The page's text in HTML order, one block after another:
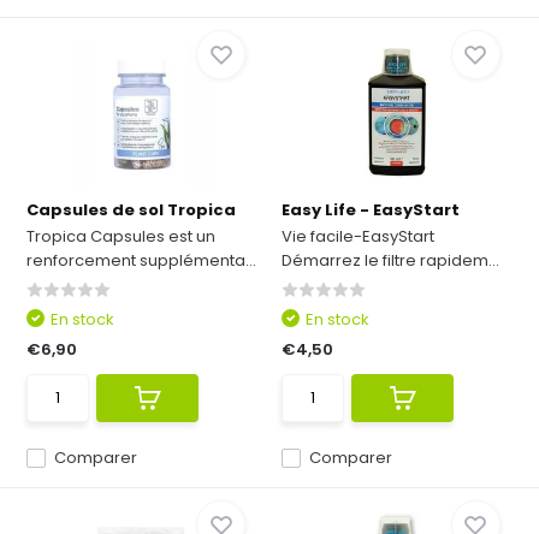
Capsules de sol Tropica
Tropica Capsules est un
renforcement supplémenta...
Comparer
En stock
€6,90
Easy Life - EasyStart
Vie facile-EasyStart
Démarrez le filtre rapidem...
Comparer
En stock
€4,50